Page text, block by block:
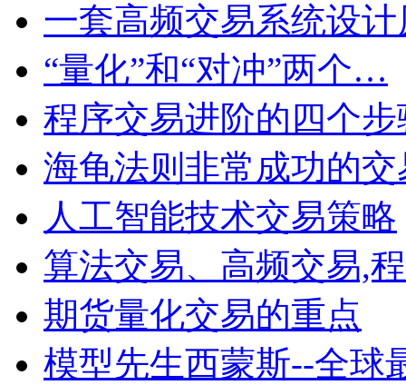
一套高频交易系统设
“量化”和“对冲”两个…
程序交易进阶的四个步
海龟法则非常成功的
人工智能技术交易策略
算法交易、高频交易,
期货量化交易的重点
模型先生西蒙斯--全